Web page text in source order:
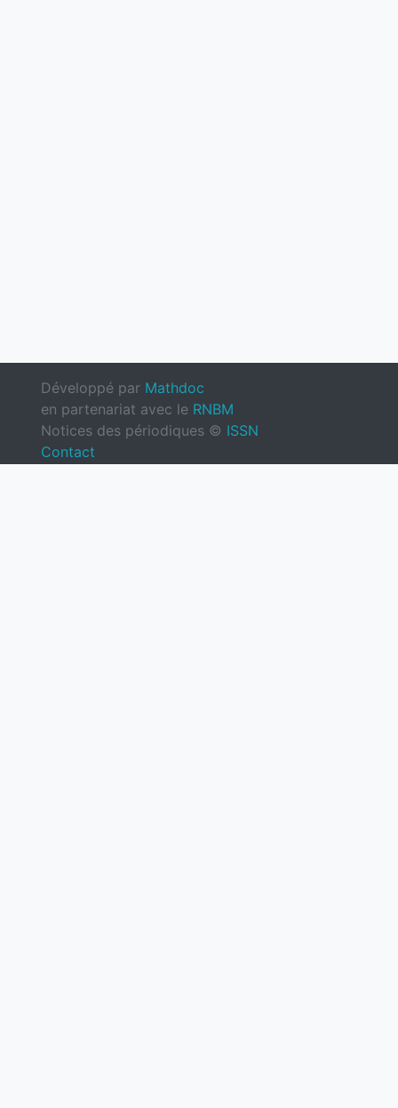
Développé par Mathdoc
en partenariat avec le RNBM
Notices des périodiques © ISSN
Contact